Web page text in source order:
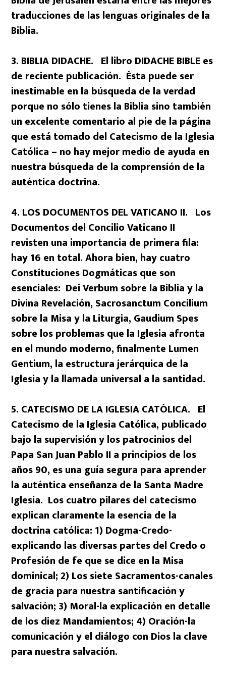
traducciones de las lenguas originales de la
Biblia.
3. BIBLIA DIDACHE. El libro DIDACHE BIBLE es
de reciente publicación. Ésta puede ser
inestimable en la búsqueda de la verdad
porque no sólo tienes la Biblia sino también
un excelente comentario al pie de la página
que está tomado del Catecismo de la Iglesia
Católica – no hay mejor medio de ayuda en
nuestra búsqueda de la comprensión de la
auténtica doctrina.
4. LOS DOCUMENTOS DEL VATICANO II. Los
Documentos del Concilio Vaticano II
revisten una importancia de primera fila:
hay 16 en total. Ahora bien, hay cuatro
Constituciones Dogmáticas que son
esenciales: Dei Verbum sobre la Biblia y la
Divina Revelación, Sacrosanctum Concilium
sobre la Misa y la Liturgia, Gaudium Spes
sobre los problemas que la Iglesia afronta
en el mundo moderno, finalmente Lumen
Gentium, la estructura jerárquica de la
Iglesia y la llamada universal a la santidad.
5. CATECISMO DE LA IGLESIA CATÓLICA. El
Catecismo de la Iglesia Católica, publicado
bajo la supervisión y los patrocinios del
Papa San Juan Pablo II a principios de los
años 90, es una guía segura para aprender
la auténtica enseñanza de la Santa Madre
Iglesia. Los cuatro pilares del catecismo
explican claramente la esencia de la
doctrina católica: 1) Dogma-Credo-
explicando las diversas partes del Credo o
Profesión de fe que se dice en la Misa
dominical; 2) Los siete Sacramentos-canales
de gracia para nuestra santificación y
salvación; 3) Moral-la explicación en detalle
de los diez Mandamientos; 4) Oración-la
comunicación y el diálogo con Dios la clave
para nuestra salvación.